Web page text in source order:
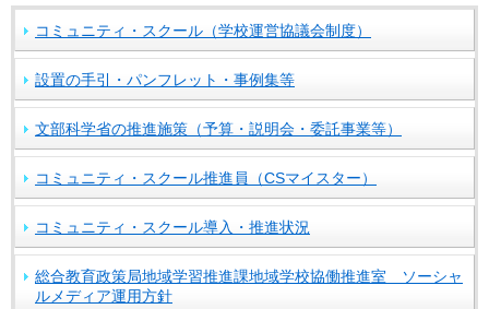
コミュニティ・スクール（学校運営協議会制度）
設置の手引・パンフレット・事例集等
文部科学省の推進施策（予算・説明会・委託事業等）
コミュニティ・スクール推進員（CSマイスター）
コミュニティ・スクール導入・推進状況
総合教育政策局地域学習推進課地域学校協働推進室 ソーシャ
ルメディア運用方針